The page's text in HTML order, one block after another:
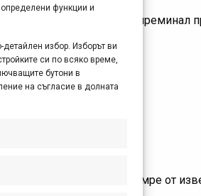
функции и
избор. Изборът ви
си по всяко време,
бутони в
на съгласие в долната
🙂 Един истински боец, преминал
упорито се опитва да умре от